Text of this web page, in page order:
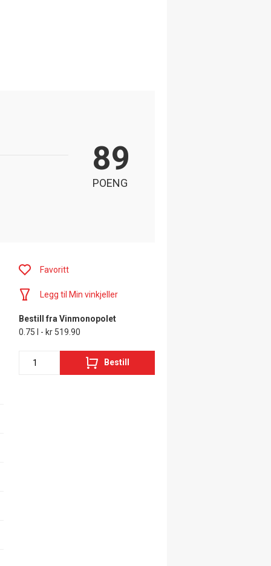
89
POENG
Favoritt
Legg til Min vinkjeller
Bestill fra Vinmonopolet
0.75 l - kr 519.90
Bestill